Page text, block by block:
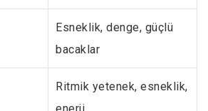
Esneklik, denge, güçlü
bacaklar
Ritmik yetenek, esneklik,
enerji